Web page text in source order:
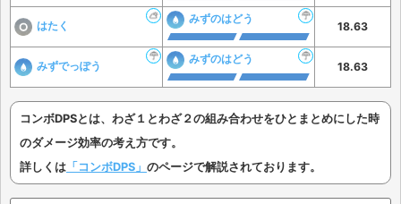
はたく
みずのはどう
18.63
みずでっぽう
みずのはどう
18.63
コンボDPSとは、わざ１とわざ２の組み合わせをひとまとめにした時
のダメージ効率の考え方です。
詳しくは 「コンボDPS」 のページで解説されております。